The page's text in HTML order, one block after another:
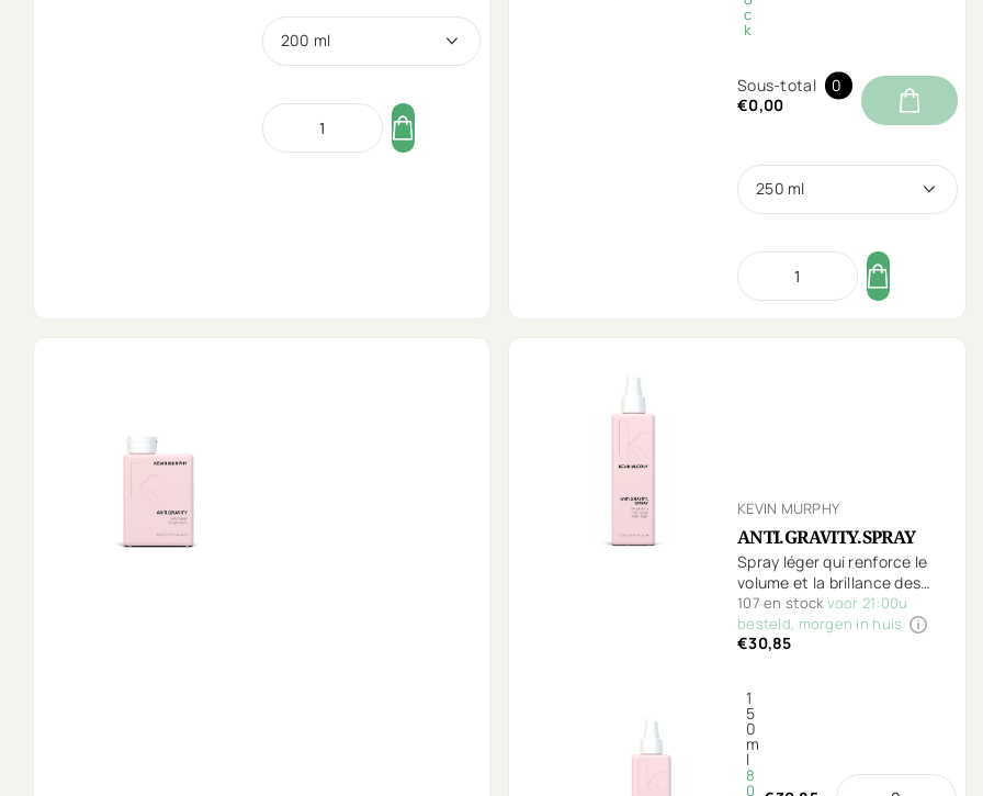
200 ml
c
k
Sous-total
0
€0,00
250 ml
KEVIN MURPHY
ANTI.GRAVITY.SPRAY
Spray léger qui renforce le
volume et la brillance des
cheveux.
107 en stockvoor 21:00u
besteld, morgen in huis
€30,85
1
5
0
m
l
8
0